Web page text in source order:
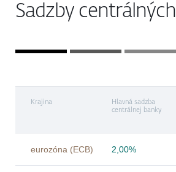
Sadzby
Krajina
Hlavná sadzba
centrálnej banky
eurozóna (ECB) 2,00%